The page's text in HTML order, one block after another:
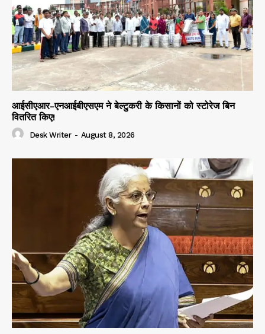
आईसीएआर-एनआईबीएसएम ने बेल्टुकरी के किसानों को स्टोरेज बिन
वितरित किए!
Desk Writer - August 8, 2026